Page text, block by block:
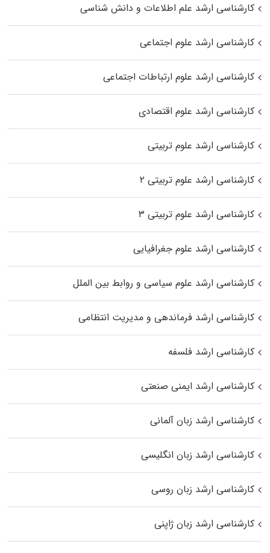
کارشناسی ارشد علم اطلاعات و دانش شناسی
کارشناسی ارشد علوم اجتماعی
کارشناسی ارشد علوم ارتباطات اجتماعی
کارشناسی ارشد علوم اقتصادی
کارشناسی ارشد علوم تربیتی
کارشناسی ارشد علوم تربیتی ۲
کارشناسی ارشد علوم تربیتی ۳
کارشناسی ارشد علوم جغرافیایی
کارشناسی ارشد علوم سیاسی و روابط بین الملل
کارشناسی ارشد فرماندهی و مدیریت انتظامی
کارشناسی ارشد فلسفه
کارشناسی ارشد ایمنی صنعتی
کارشناسی ارشد زبان آلمانی
کارشناسی ارشد زبان انگلیسی
کارشناسی ارشد زبان روسی
کارشناسی ارشد زبان ژاپنی